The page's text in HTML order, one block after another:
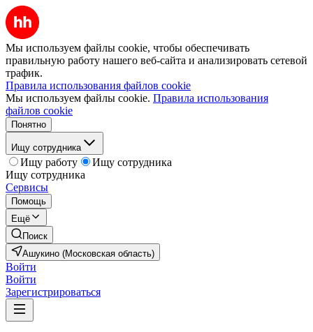
Мы используем файлы cookie, чтобы обеспечивать
правильную работу нашего веб-сайта и анализировать сетевой
трафик.
Правила использования файлов cookie
Мы используем файлы cookie. Правила использования
файлов cookie
Понятно
Ищу сотрудника
Ищу работу
Ищу сотрудника
Ищу сотрудника
Сервисы
Помощь
Ещё
Поиск
Ашукино (Московская область)
Войти
Войти
Зарегистрироваться